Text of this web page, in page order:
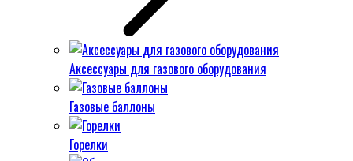
Аксессуары для газового оборудования
Газовые баллоны
Горелки